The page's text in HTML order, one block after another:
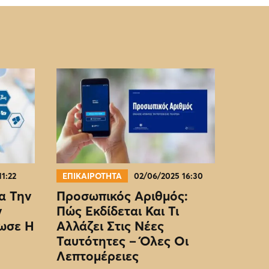
Την
Η
ΕΠΙΚΑΙΡΟΤΗΤΑ 02/06/2025 16:30
Προσωπικός Αριθμός:
Πώς Εκδίδεται Και Τι
Αλλάζει Στις Νέες
Ταυτότητες – Όλες Οι
Λεπτομέρειες